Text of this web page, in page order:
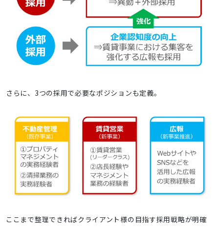
さらに、3つの採用で必要なポジションも定義。
ここまで整理できればクライアント様の目指す採用戦略が明確